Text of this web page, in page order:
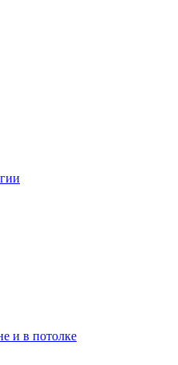
и в потолке